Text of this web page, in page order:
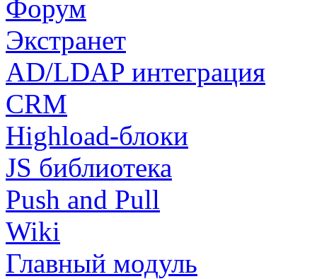
Форум
Экстранет
AD/LDAP интеграция
CRM
Highload-блоки
JS библиотека
Push and Pull
Wiki
Главный модуль